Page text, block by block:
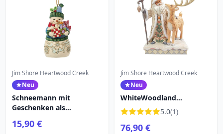
Jim Shore Heartwood Creek
Neu
Schneemann mit
Geschenken als
Heartwood Creek
15,90 €
Jim Shore Heartwood Creek
Neu
WhiteWoodland
Weihnachtsmann-Mantel
mit Pelzbesatz und Buck -
Heartwood Creek
5.0(1)
76,90 €